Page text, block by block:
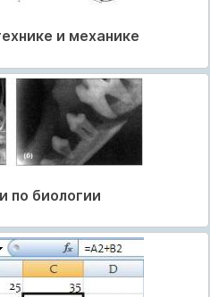
и механике
по биологии